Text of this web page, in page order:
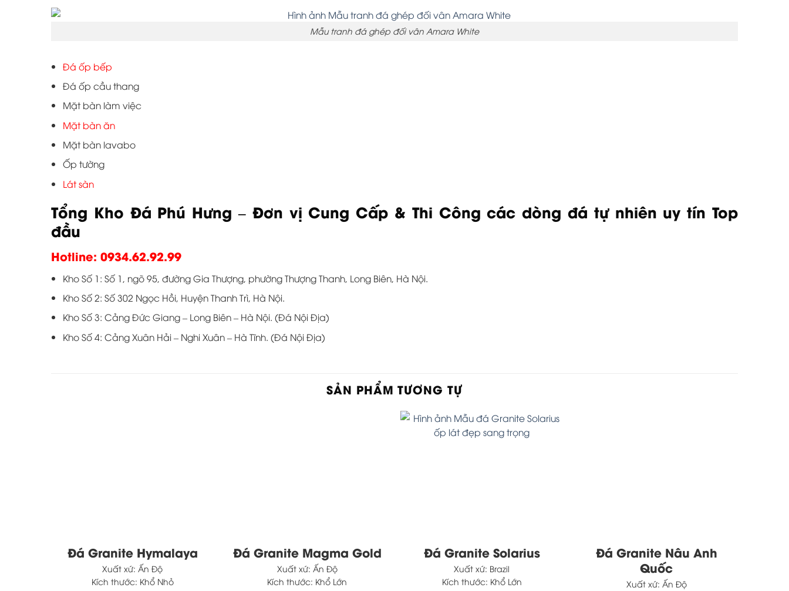
Mẫu tranh đá ghép đối vân Amara White
Đá ốp bếp
Đá ốp cầu thang
Mặt bàn làm việc
Mặt bàn ăn
Mặt bàn lavabo
Ốp tường
Lát sàn
Tổng Kho Đá Phú Hưng – Đơn vị Cung Cấp & Thi Công các dòng đá tự nhiên uy tín Top
đầu
Hotline: 0934.62.92.99
Kho Số 1: Số 1, ngõ 95, đường Gia Thượng, phường Thượng Thanh, Long Biên, Hà Nội.
Kho Số 2: Số 302 Ngọc Hồi, Huyện Thanh Trì, Hà Nội.
Kho Số 3: Cảng Đức Giang – Long Biên – Hà Nội. (Đá Nội Địa)
Kho Số 4: Cảng Xuân Hải – Nghi Xuân – Hà Tĩnh. (Đá Nội Địa)
SẢN PHẨM TƯƠNG TỰ
Đá Granite Hymalaya
Xuất xứ: Ấn Độ
Kích thước: Khổ Nhỏ
Đá Granite Magma Gold
Xuất xứ: Ấn Độ
Kích thước: Khổ Lớn
Đá Granite Solarius
Xuất xứ: Brazil
Kích thước: Khổ Lớn
Đá Granite Nâu Anh
Quốc
Xuất xứ: Ấn Độ